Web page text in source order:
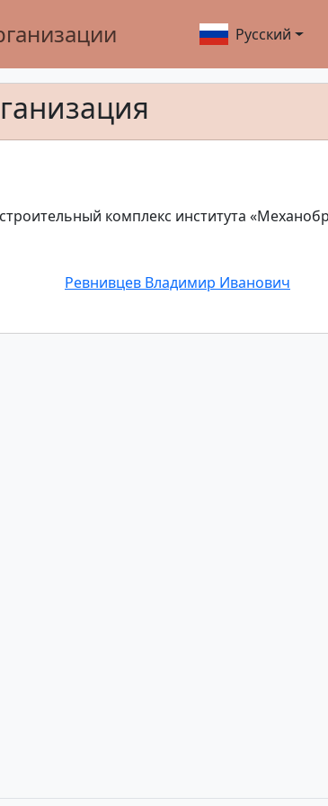
Русский
комплекс института
Ревнивцев Владимир Иванович